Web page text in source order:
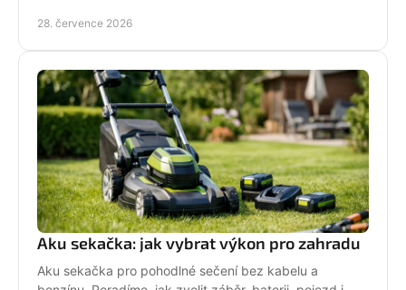
28. července 2026
Aku sekačka: jak vybrat výkon pro zahradu
Aku sekačka pro pohodlné sečení bez kabelu a